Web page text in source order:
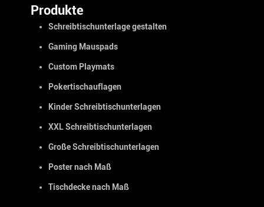
Produkte
Schreibtischunterlage gestalten
Gaming Mauspads
Custom Playmats
Pokertischauflagen
Kinder Schreibtischunterlagen
XXL Schreibtischunterlagen
Große Schreibtischunterlagen
Poster nach Maß
Tischdecke nach Maß